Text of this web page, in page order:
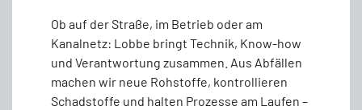
Ob auf der Straße, im Betrieb oder am
Kanalnetz: Lobbe bringt Technik, Know-how
und Verantwortung zusammen. Aus Abfällen
machen wir neue Rohstoffe, kontrollieren
Schadstoffe und halten Prozesse am Laufen –